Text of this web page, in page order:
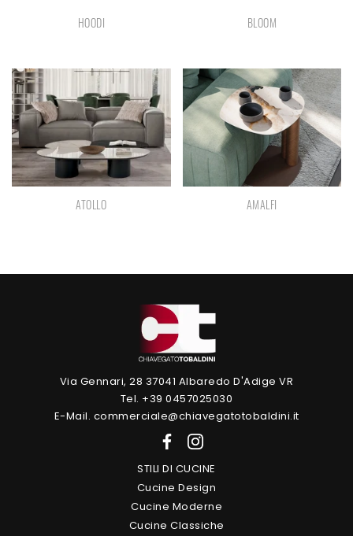
HOODI BLOOM
ATOLLO AMALFI
Via Gennari, 28 37041 Albaredo D'Adige VR
Tel. +39 0457025030
E-Mail. commerciale@chiavegatotobaldini.it
STILI DI CUCINE
Cucine Design
Cucine Moderne
Cucine Classiche